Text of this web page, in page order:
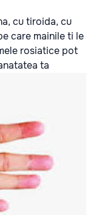
cu tiroida, cu
care mainile ti le
rosiatice pot
ta